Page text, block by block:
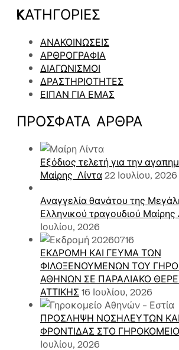
KΑΤΗΓΟΡΊΕΣ
ΑΝΑΚΟΙΝΩΣΕΙΣ
ΑΡΘΡΟΓΡΑΦΙΑ
ΔΙΑΓΩΝΙΣΜΟΙ
ΔΡΑΣΤΗΡΙΟΤΗΤΕΣ
ΕΙΠΑΝ ΓΙΑ ΕΜΑΣ
ΠΡΌΣΦΑΤΑ ΑΡΘΡΑ
Εξόδιος τελετή για την
Μαίρης Λίντα22 Ιουλίου, 2026
Αναγγελία θανάτου της
Ελληνικού τραγουδιού Μαίρης
Ιουλίου, 2026
ΕΚΔΡΟΜΗ ΚΑΙ ΓΕΥΜΑ ΤΩΝ
ΦΙΛΟΞΕΝΟΥΜΕΝΩΝ ΤΟΥ
ΑΘΗΝΩΝ ΣΕ ΠΑΡΑΛΙΑΚΟ
ΑΤΤΙΚΗΣ 16 Ιουλίου, 2026
ΠΡΟΣΛΗΨΗ ΝΟΣΗΛΕΥΤΩΝ
ΦΡΟΝΤΙΔΑΣ ΣΤΟ
Ιουλίου, 2026